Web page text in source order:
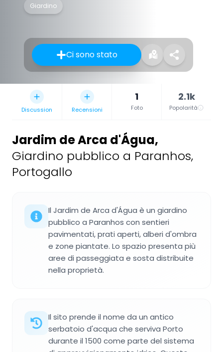
Giardino
Ci sono stato
Discussion Recensioni
1
Foto
2.1k
Popolarità
Jardim de Arca d'Água,
Giardino pubblico a Paranhos,
Portogallo
Il Jardim de Arca d'Água è un giardino
pubblico a Paranhos con sentieri
pavimentati, prati aperti, alberi d'ombra
e zone piantate. Lo spazio presenta più
aree di passeggiata e sosta distribuite
nella proprietà.
Il sito prende il nome da un antico
serbatoio d'acqua che serviva Porto
durante il 1500 come parte del sistema